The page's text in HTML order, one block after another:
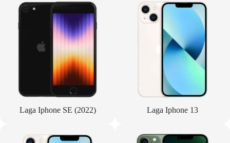
Laga Iphone SE (2022) Laga Iphone 13